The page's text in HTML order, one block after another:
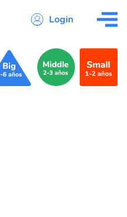
Login